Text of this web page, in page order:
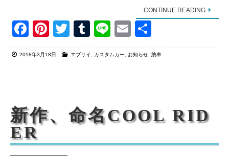
CONTINUE READING
F
c
o
o
k
Pi
er
T
tt
T
m
Li
e
E
ail
2018年3月18日 エブリイ カスタムカー お知らせ ,納車
新作、命名COOL RID
ER